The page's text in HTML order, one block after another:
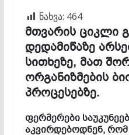
ნახვა: 464
მთვარის ციკლი
დედამიწაზე
სითხეზე, მათ
ორგანიზმების
პროცესებზე.
ფერმერები
აკვირდებოდნენ,